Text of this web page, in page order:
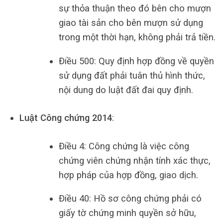
sự thỏa thuận theo đó bên cho mượn
giao tài sản cho bên mượn sử dụng
trong một thời hạn, không phải trả tiền.
Điều 500: Quy định hợp đồng về quyền
sử dụng đất phải tuân thủ hình thức,
nội dung do luật đất đai quy định.
Luật Công chứng 2014:
Điều 4: Công chứng là việc công
chứng viên chứng nhận tính xác thực,
hợp pháp của hợp đồng, giao dịch.
Điều 40: Hồ sơ công chứng phải có
giấy tờ chứng minh quyền sở hữu,